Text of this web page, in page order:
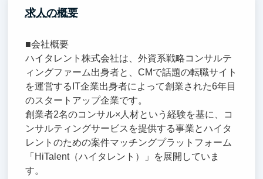
求人の概要
■会社概要
ハイタレント株式会社は、外資系戦略コンサルテ
ィングファーム出身者と、CMで話題の転職サイト
を運営するIT企業出身者によって創業された6年目
のスタートアップ企業です。
創業者2名のコンサル×人材という経験を基に、コ
ンサルティングサービスを提供する事業とハイタ
レントのための案件マッチングプラットフォーム
「HiTalent（ハイタレント）」を展開していま
す。